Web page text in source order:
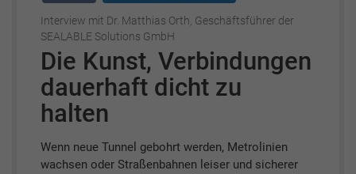
Interview mit Dr. Matthias Orth, Geschäftsführer der
SEALABLE Solutions GmbH
Die Kunst, Verbindungen
dauerhaft dicht zu
halten
Wenn neue Tunnel gebohrt werden, Metrolinien
wachsen oder Straßenbahnen leiser und sicherer